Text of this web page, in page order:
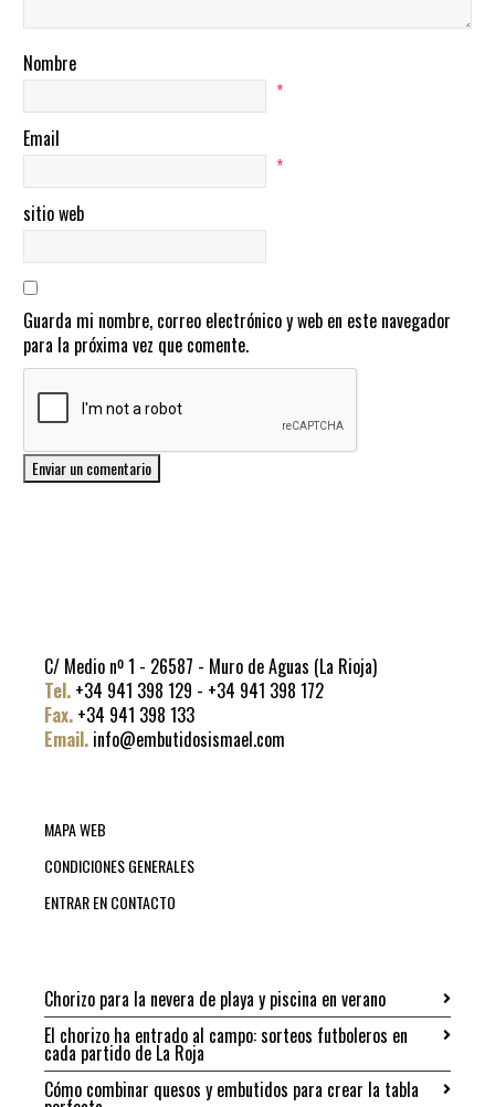
Nombre
*
Email
*
sitio web
Guarda mi nombre, correo electrónico y web en este navegador
para la próxima vez que comente.
C/ Medio nº 1 - 26587 - Muro de Aguas (La Rioja)
Tel. +34 941 398 129 - +34 941 398 172
Fax. +34 941 398 133
Email. info@embutidosismael.com
MAPA WEB
CONDICIONES GENERALES
ENTRAR EN CONTACTO
Chorizo para la nevera de playa y piscina en verano
El chorizo ha entrado al campo: sorteos futboleros en
cada partido de La Roja
Cómo combinar quesos y embutidos para crear la tabla